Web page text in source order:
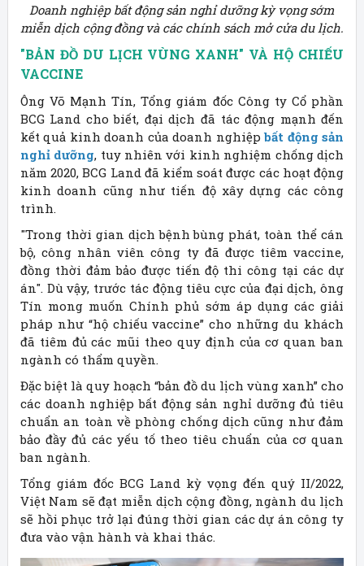
Doanh nghiệp bất động sản nghỉ dưỡng kỳ vọng sớm
miễn dịch cộng đồng và các chính sách mở cửa du lịch.
"BẢN ĐỒ DU LỊCH VÙNG XANH" VÀ HỘ CHIẾU
VACCINE
Ông Võ Mạnh Tín, Tổng giám đốc Công ty Cổ phần
BCG Land cho biết, đại dịch đã tác động mạnh đến
kết quả kinh doanh của doanh nghiệpbất động sản
nghỉ dưỡng, tuy nhiên với kinh nghiệm chống dịch
năm 2020, BCG Land đã kiểm soát được các hoạt động
kinh doanh cũng như tiến độ xây dựng các công
trình.
"Trong thời gian dịch bệnh bùng phát, toàn thể cán
bộ, công nhân viên công ty đã được tiêm vaccine,
đồng thời đảm bảo được tiến độ thi công tại các dự
án". Dù vậy, trước tác động tiêu cực của đại dịch, ông
Tín mong muốn Chính phủ sớm áp dụng các giải
pháp như “hộ chiếu vaccine” cho những du khách
đã tiêm đủ các mũi theo quy định của cơ quan ban
ngành có thẩm quyền.
Đặc biệt là quy hoạch “bản đồ du lịch vùng xanh” cho
các doanh nghiệp bất động sản nghỉ dưỡng đủ tiêu
chuẩn an toàn về phòng chống dịch cũng như đảm
bảo đầy đủ các yếu tố theo tiêu chuẩn của cơ quan
ban ngành.
Tổng giám đốc BCG Land kỳ vọng đến quý II/2022,
Việt Nam sẽ đạt miễn dịch cộng đồng, ngành du lịch
sẽ hồi phục trở lại đúng thời gian các dự án công ty
đưa vào vận hành và khai thác.